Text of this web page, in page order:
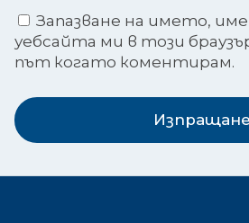
Запазване на името,
уебсайта ми в този
път когато коментирам.
Изпращане